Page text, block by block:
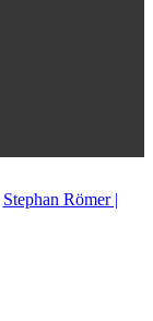
Stephan Römer |